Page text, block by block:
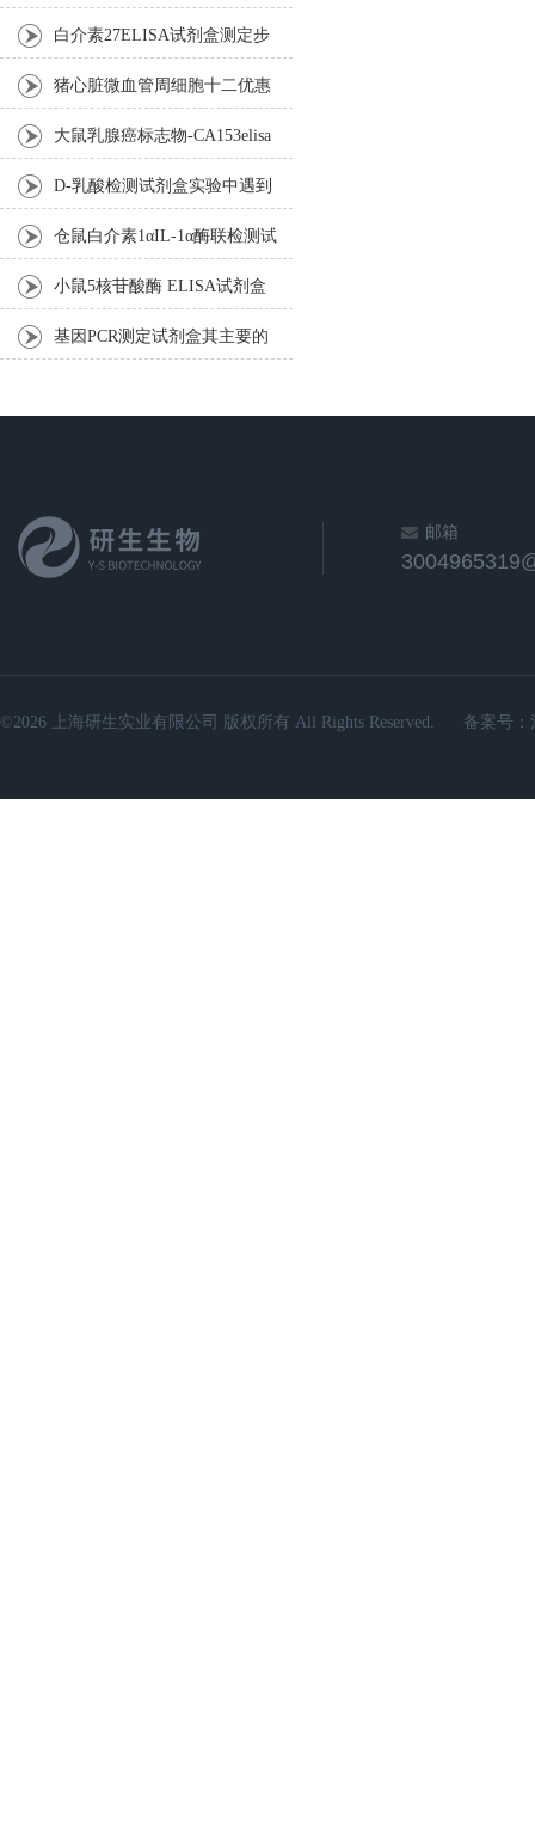
白介素27ELISA试剂盒测定步
骤
猪心脏微血管周细胞​十二优惠
活动
大鼠乳腺癌标志物-CA153elisa
试剂盒样本处理及要求
D-乳酸检测试剂盒​实验中遇到
的问题解答
仓鼠白介素1αIL-1α酶联检测试
剂盒操作步骤
小鼠5核苷酸酶 ELISA试剂盒
实验操作洗板方法
基因PCR测定试剂盒其主要的
邮箱
©2026 上海研生实业有限公司 版权所有 All Rights Reserved. 备案号：